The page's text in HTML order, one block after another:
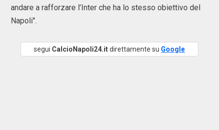
andare a rafforzare l’Inter che ha lo stesso obiettivo del
Napoli".
segui CalcioNapoli24.itdirettamente su Google